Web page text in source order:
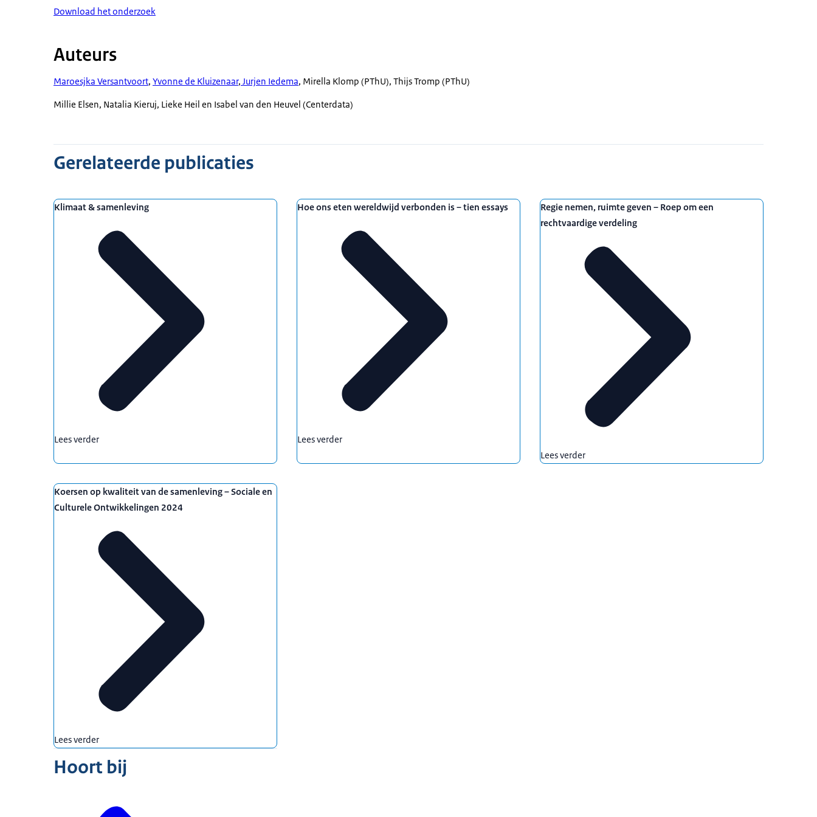
kosten, sociale normen en oproepen van overheid, wetenschap of maatschappelijke organisaties de
aanvullende analyses.
Download het onderzoek
Auteurs
Maroesjka Versantvoort, Yvonne de Kluizenaar, Jurjen Iedema, Mirella Klomp (PThU), Thijs Tromp (PThU)
Millie Elsen, Natalia Kieruj, Lieke Heil en Isabel van den Heuvel (Centerdata)
Gerelateerde publicaties
Klimaat & samenleving
Lees verder
Hoe ons eten wereldwijd verbonden is – tien essays
Lees verder
Regie nemen, ruimte geven – Roep om een
rechtvaardige verdeling
Lees verder
Koersen op kwaliteit van de samenleving – Sociale en
Culturele Ontwikkelingen 2024
Lees verder
Hoort bij